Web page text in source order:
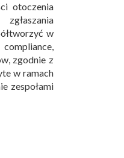
otoczenia
w
zgodnie z
w ramach
zespołami